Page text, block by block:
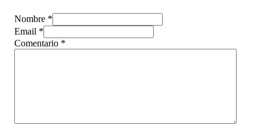
Nombre *
Email *
Comentario *